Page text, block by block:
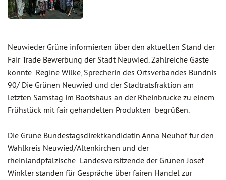
Neuwieder Grüne informierten über den aktuellen Stand der
Fair Trade Bewerbung der Stadt Neuwied. Zahlreiche Gäste
konnte Regine Wilke, Sprecherin des Ortsverbandes Bündnis
90/ Die Grünen Neuwied und der Stadtratsfraktion am
letzten Samstag im Bootshaus an der Rheinbrücke zu einem
Frühstück mit fair gehandelten Produkten begrüßen.
Die Grüne Bundestagsdirektkandidatin Anna Neuhof für den
Wahlkreis Neuwied/Altenkirchen und der
rheinlandpfälzische Landesvorsitzende der Grünen Josef
Winkler standen für Gespräche über fairen Handel zur